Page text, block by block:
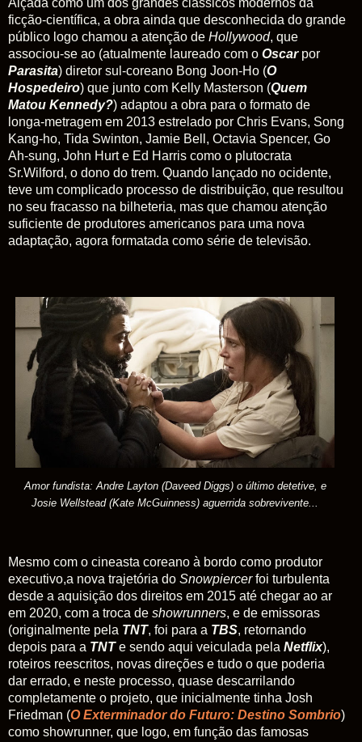
Alçada como um dos grandes clássicos modernos da
ficção-científica, a obra ainda que desconhecida do grande
público logo chamou a atenção de Hollywood, que
associou-se ao (atualmente laureado com o Oscar por
Parasita) diretor sul-coreano Bong Joon-Ho (O
Hospedeiro) que junto com Kelly Masterson (Quem
Matou Kennedy?) adaptou a obra para o formato de
longa-metragem em 2013 estrelado por Chris Evans, Song
Kang-ho, Tida Swinton, Jamie Bell, Octavia Spencer, Go
Ah-sung, John Hurt e Ed Harris como o plutocrata
Sr.Wilford, o dono do trem. Quando lançado no ocidente,
teve um complicado processo de distribuição, que resultou
no seu fracasso na bilheteria, mas que chamou atenção
suficiente de produtores americanos para uma nova
adaptação, agora formatada como série de televisão.
Amor fundista: Andre Layton (Daveed Diggs) o último detetive, e
Josie Wellstead (Kate McGuinness) aguerrida sobrevivente...
Mesmo com o cineasta coreano à bordo como produtor
executivo,a nova trajetória do Snowpiercerfoi turbulenta
desde a aquisição dos direitos em 2015 até chegar ao ar
em 2020, com a troca de showrunners, e de emissoras
(originalmente pela TNT, foi para a TBS, retornando
depois para a TNTe sendo aqui veiculada pela Netflix),
roteiros reescritos, novas direções e tudo o que poderia
dar errado, e neste processo, quase descarrilando
completamente o projeto, que inicialmente tinha Josh
Friedman (O Exterminador do Futuro: Destino Sombrio)
como showrunner, que logo, em função das famosas